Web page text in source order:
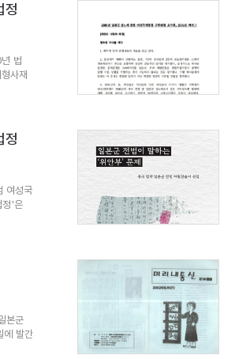
정
법
사재
정
여성국
정'은
본군
에 발간